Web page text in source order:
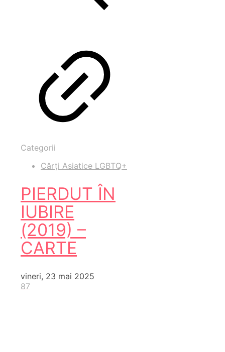
Categorii
Cărți Asiatice LGBTQ+
PIERDUT ÎN
IUBIRE
(2019) –
CARTE
vineri, 23 mai 2025
87